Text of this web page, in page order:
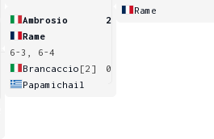
Ambrosio
2
Rame
6-3, 6-4
Brancaccio [2]
0
Papamichail
Rame